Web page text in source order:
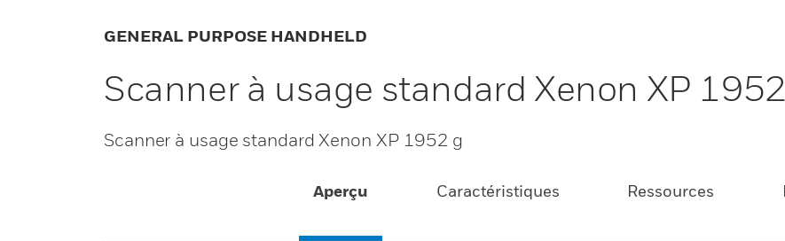
GENERAL PURPOSE HANDHELD
Scanner à usage standard Xenon XP
Scanner à usage standard Xenon XP 1952 g
Aperçu Caractéristiques Ressources